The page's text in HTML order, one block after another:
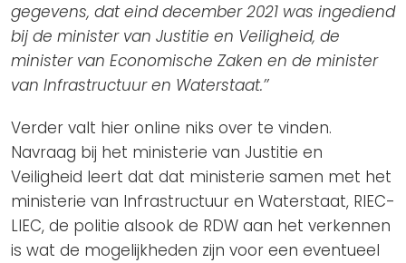
gegevens, dat eind december 2021 was ingediend
bij de minister van Justitie en Veiligheid, de
minister van Economische Zaken en de minister
van Infrastructuur en Waterstaat.’’
Verder valt hier online niks over te vinden.
Navraag bij het ministerie van Justitie en
Veiligheid leert dat dat ministerie samen met het
ministerie van Infrastructuur en Waterstaat, RIEC-
LIEC, de politie alsook de RDW aan het verkennen
is wat de mogelijkheden zijn voor een eventueel